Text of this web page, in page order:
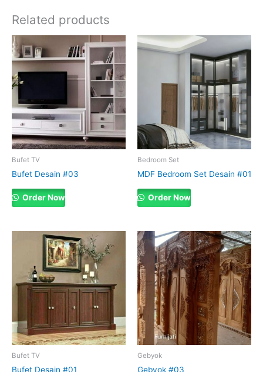
Related products
Bufet TV
Bufet Desain #03
Order Now
Bedroom Set
MDF Bedroom Set Desain #01
Order Now
Bufet TV
Bufet Desain #01
Gebyok
Gebyok #03